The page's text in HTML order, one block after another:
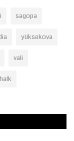
sagopa
yüksekova
vali
halk